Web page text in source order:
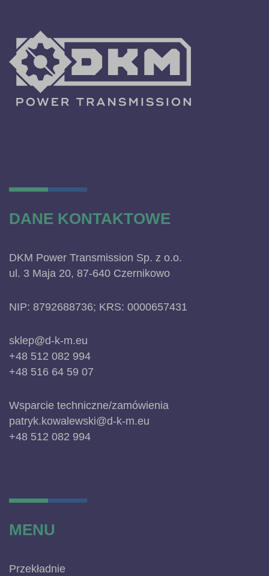
DANE KONTAKTOWE
DKM Power Transmission Sp. z o.o.
ul. 3 Maja 20, 87-640 Czernikowo
NIP: 8792688736; KRS: 0000657431
sklep@d-k-m.eu
+48 512 082 994
+48 516 64 59 07
Wsparcie techniczne/zamówienia
patryk.kowalewski@d-k-m.eu
+48 512 082 994
MENU
Przekładnie